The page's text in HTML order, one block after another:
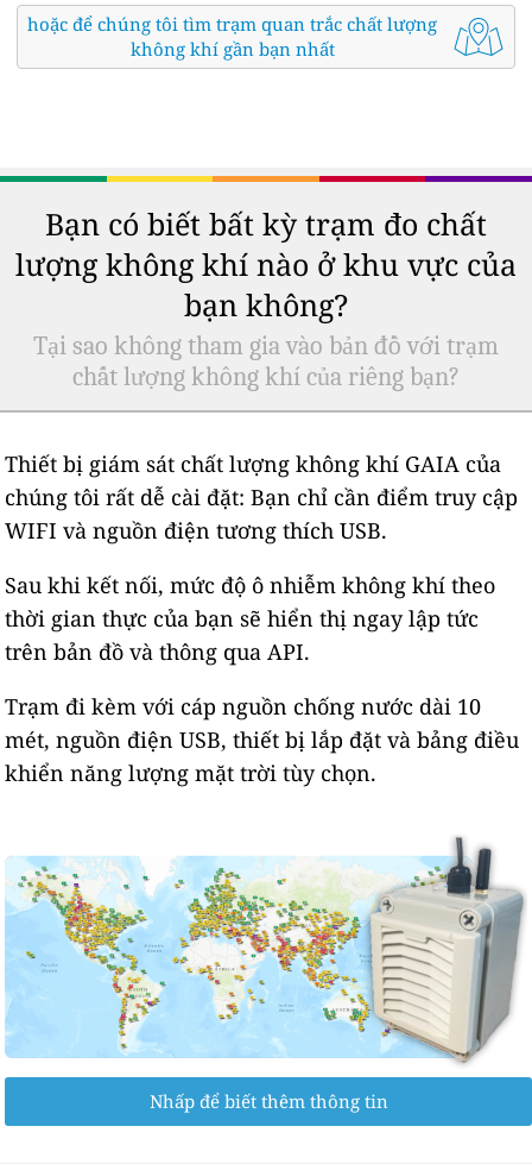
hoặc để chúng tôi tìm trạm quan trắc chất lượng
không khí gần bạn nhất
Bạn có biết bất kỳ trạm đo chất
lượng không khí nào ở khu vực của
bạn không?
Tại sao không tham gia vào bản đồ với trạm
chất lượng không khí của riêng bạn?
Thiết bị giám sát chất lượng không khí GAIA của
chúng tôi rất dễ cài đặt: Bạn chỉ cần điểm truy cập
WIFI và nguồn điện tương thích USB.
Sau khi kết nối, mức độ ô nhiễm không khí theo
thời gian thực của bạn sẽ hiển thị ngay lập tức
trên bản đồ và thông qua API.
Trạm đi kèm với cáp nguồn chống nước dài 10
mét, nguồn điện USB, thiết bị lắp đặt và bảng điều
khiển năng lượng mặt trời tùy chọn.
Nhấp để biết thêm thông tin